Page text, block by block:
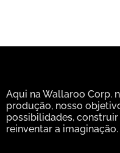
Aqui na Wallaroo Corp.
produção, nosso
possibilidades,
reinventar a imaginação.